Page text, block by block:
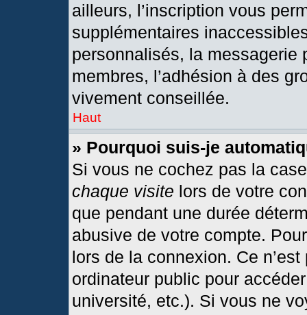
ailleurs, l’inscription vous
supplémentaires
personnalisés, la messagerie
membres, l’adhésion à des
vivement conseillée.
Haut
» Pourquoi suis-je
Si vous ne cochez pas la
chaque visite lors de votre
que pendant une durée
abusive de votre compte.
lors de la connexion. Ce
ordinateur public pour
université, etc.). Si vous ne